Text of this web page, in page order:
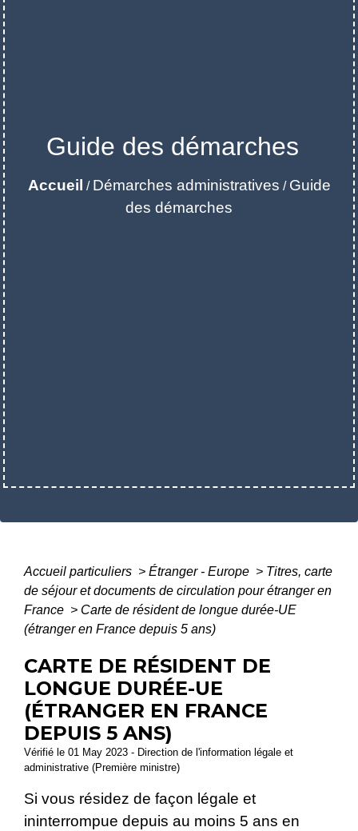
Guide des démarches
Accueil / Démarches administratives / Guide
des démarches
Accueil particuliers > Étranger - Europe > Titres, carte
de séjour et documents de circulation pour étranger en
France > Carte de résident de longue durée-UE
(étranger en France depuis 5 ans)
CARTE DE RÉSIDENT DE
LONGUE DURÉE-UE
(ÉTRANGER EN FRANCE
DEPUIS 5 ANS)
Vérifié le 01 May 2023 - Direction de l'information légale et
administrative (Première ministre)
Si vous résidez de façon légale et
ininterrompue depuis au moins 5 ans en